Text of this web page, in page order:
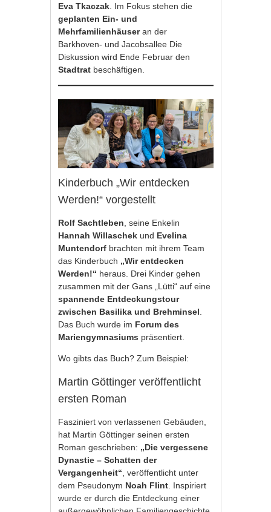
Eva Tkaczak . Im Fokus stehen die
geplanten Ein- und
Mehrfamilienhäuseran der
Barkhoven- und Jacobsallee Die
Diskussion wird Ende Februar den
Stadtrat beschäftigen.
Kinderbuch „Wir entdecken
Werden!“ vorgestellt
Rolf Sachtleben , seine Enkelin
Hannah Willaschek und Evelina
Muntendorf brachten mit ihrem Team
das Kinderbuch „Wir entdecken
Werden!“ heraus. Drei Kinder gehen
zusammen mit der Gans „Lütti“ auf eine
spannende Entdeckungstour
zwischen Basilika und Brehminsel
Das Buch wurde im Forum des
Mariengymnasiums präsentiert.
Wo gibts das Buch? Zum Beispiel:
Martin Göttinger veröffentlicht
ersten Roman
Fasziniert von verlassenen Gebäuden,
hat Martin Göttinger seinen ersten
Roman geschrieben: „Die vergessene
Dynastie – Schatten der
Vergangenheit“ , veröffentlicht unter
dem Pseudonym Noah Flint . Inspiriert
wurde er durch die Entdeckung einer